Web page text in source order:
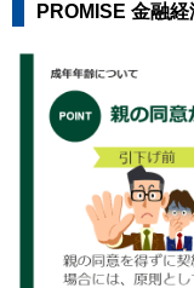
PROMISE 金融